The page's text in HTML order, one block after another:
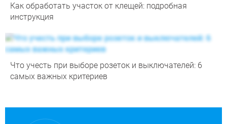
Как обработать участок от клещей: подробная
инструкция
Что учесть при выборе розеток и выключателей: 6
самых важных критериев